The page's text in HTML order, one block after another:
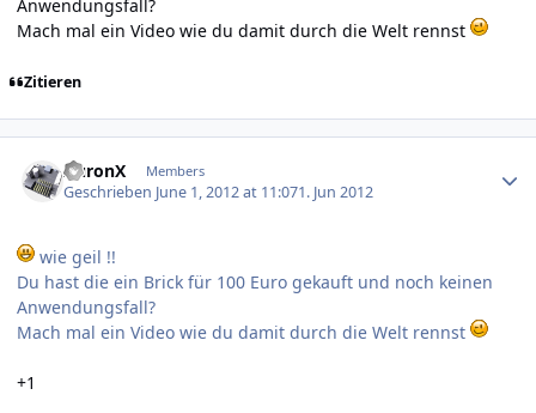
Anwendungsfall?
Mach mal ein Video wie du damit durch die Welt rennst
Zitieren
AuronX Members
Geschrieben June 1, 2012 at 11:071. Jun 2012
wie geil !!
Du hast die ein Brick für 100 Euro gekauft und noch keinen
Anwendungsfall?
Mach mal ein Video wie du damit durch die Welt rennst
+1